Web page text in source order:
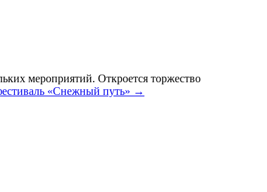
мероприятий. Откроется торжество
«Снежный путь» →